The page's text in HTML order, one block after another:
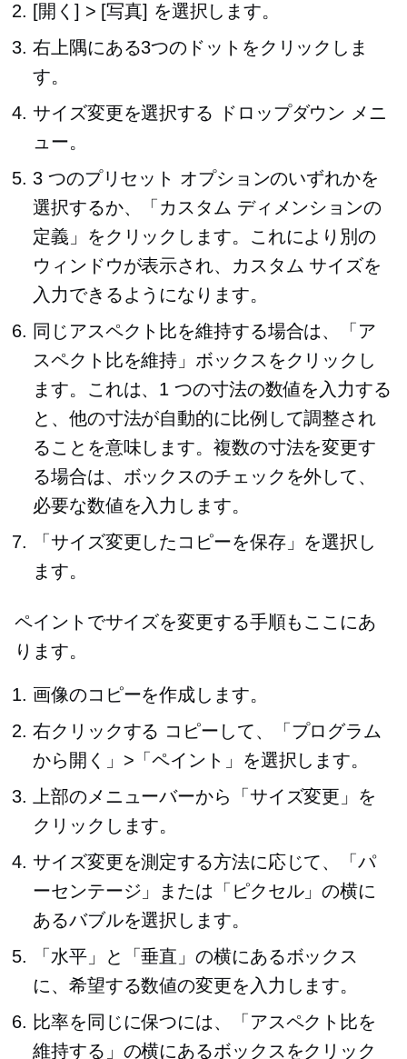
[開く] > [写真] を選択します。
右上隅にある3つのドットをクリックしま
す。
サイズ変更を選択する
ドロップダウン メニ
ュー。
3 つのプリセット オプションのいずれかを
選択するか、「カスタム ディメンションの
定義」をクリックします。これにより別の
ウィンドウが表示され、カスタム サイズを
入力できるようになります。
同じアスペクト比を維持する場合は、「ア
スペクト比を維持」ボックスをクリックし
ます。これは、1 つの寸法の数値を入力する
と、他の寸法が自動的に比例して調整され
ることを意味します。複数の寸法を変更す
る場合は、ボックスのチェックを外して、
必要な数値を入力します。
「サイズ変更したコピーを保存」を選択し
ます。
ペイントでサイズを変更する手順もここにあ
ります。
画像のコピーを作成します。
右クリックする コピーして、「プログラム
から開く」>「ペイント」を選択します。
上部のメニューバーから「サイズ変更」を
クリックします。
サイズ変更を測定する方法に応じて、「パ
ーセンテージ」または「ピクセル」の横に
あるバブルを選択します。
「水平」と「垂直」の横にあるボックス
に、希望する数値の変更を入力します。
比率を同じに保つには、「アスペクト比を
維持する」の横にあるボックスをクリック